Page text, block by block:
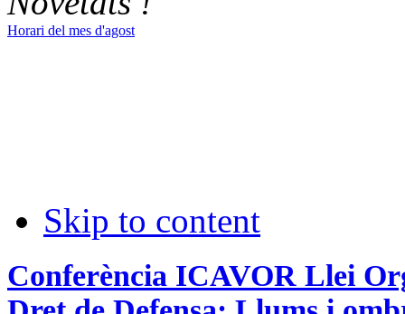
Horari del mes d'agost
Skip to content
Conferència ICAVOR Llei